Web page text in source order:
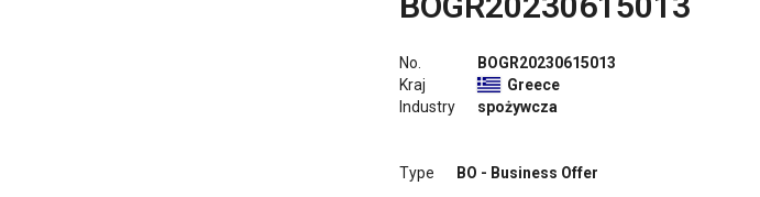
No.
Kraj
Industry
BOGR20230615013
Greece
spożywcza
Type BO - Business Offer